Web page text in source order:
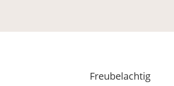
Freubelachtig